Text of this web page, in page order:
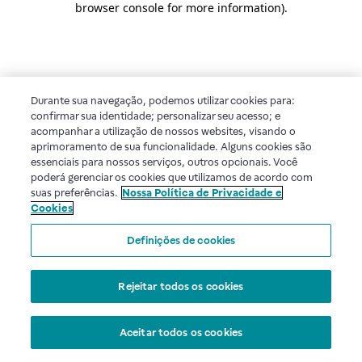
browser console for more information).
Durante sua navegação, podemos utilizar cookies para:
confirmar sua identidade; personalizar seu acesso; e
acompanhar a utilização de nossos websites, visando o
aprimoramento de sua funcionalidade. Alguns cookies são
essenciais para nossos serviços, outros opcionais. Você
poderá gerenciar os cookies que utilizamos de acordo com
suas preferências. Nossa Política de Privacidade e
Cookies
Definições de cookies
Rejeitar todos os cookies
Aceitar todos os cookies